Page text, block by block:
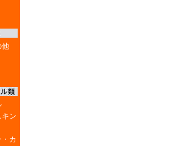
他
ン
カ